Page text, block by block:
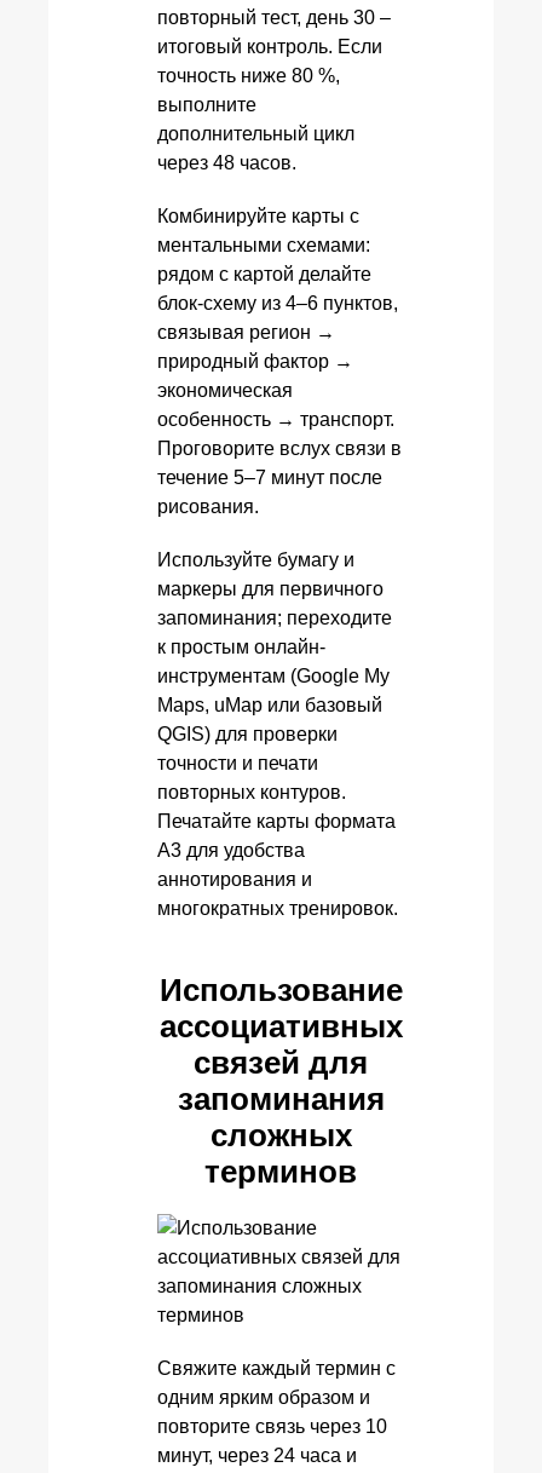
повторный тест, день 30 –
итоговый контроль. Если
точность ниже 80 %,
выполните
дополнительный цикл
через 48 часов.
Комбинируйте карты с
ментальными схемами:
рядом с картой делайте
блок-схему из 4–6 пунктов,
связывая регион →
природный фактор →
экономическая
особенность → транспорт.
Проговорите вслух связи в
течение 5–7 минут после
рисования.
Используйте бумагу и
маркеры для первичного
запоминания; переходите
к простым онлайн-
инструментам (Google My
Maps, uMap или базовый
QGIS) для проверки
точности и печати
повторных контуров.
Печатайте карты формата
A3 для удобства
аннотирования и
многократных тренировок.
Использование
ассоциативных
связей для
запоминания
сложных
терминов
Свяжите каждый термин с
одним ярким образом и
повторите связь через 10
минут, через 24 часа и